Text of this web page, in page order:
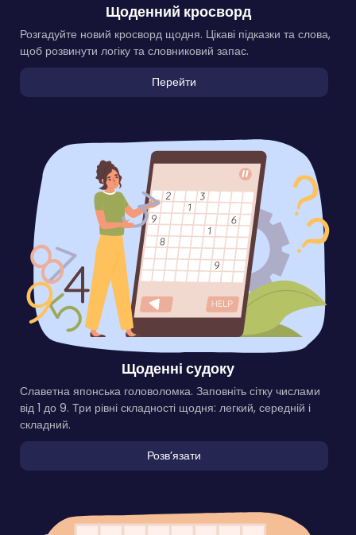
Щоденний кросворд
Розгадуйте новий кросворд щодня. Цікаві підказки та слова,
щоб розвинути логіку та словниковий запас.
Перейти
Щоденні судоку
Славетна японська головоломка. Заповніть сітку числами
від 1 до 9. Три рівні складності щодня: легкий, середній і
складний.
Розвʼязати